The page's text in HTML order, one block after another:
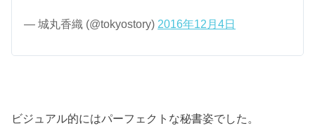
— 城丸香織 (@tokyostory) 2016年12月4日
ビジュアル的にはパーフェクトな秘書姿でした。